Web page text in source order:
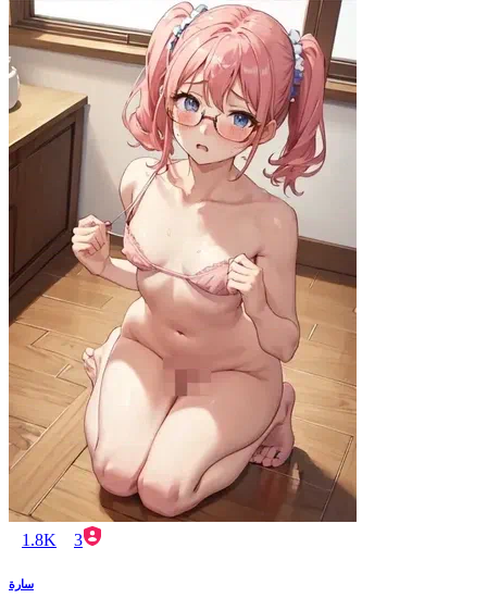
1.8K 3
سارة